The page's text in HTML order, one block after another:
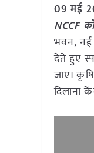
09 मई
NCCF
भवन, नई
देते हुए
जाए।
दिलाना